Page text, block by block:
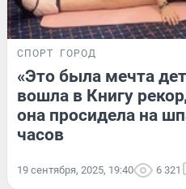
СПОРТ ГОРОД
«Это была мечта
вошла в Книгу
она просидела на
часов
19 сентября, 2025, 19:40 6 321